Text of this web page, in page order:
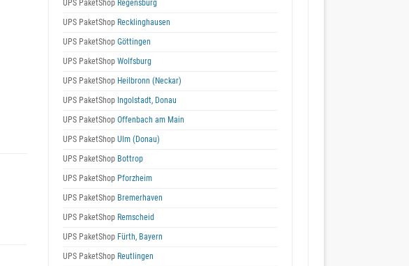
UPS PaketShop Regensburg
UPS PaketShop Recklinghausen
UPS PaketShop Göttingen
UPS PaketShop Wolfsburg
UPS PaketShop Heilbronn (Neckar)
UPS PaketShop Ingolstadt, Donau
UPS PaketShop Offenbach am Main
UPS PaketShop Ulm (Donau)
UPS PaketShop Bottrop
UPS PaketShop Pforzheim
UPS PaketShop Bremerhaven
UPS PaketShop Remscheid
UPS PaketShop Fürth, Bayern
UPS PaketShop Reutlingen